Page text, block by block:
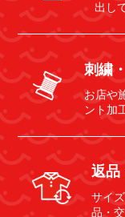
出し
刺繍
お店や
ント加
返品
サイ
品・